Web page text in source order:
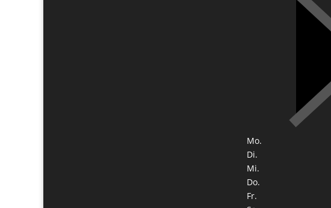
Mo.
Di.
Mi.
Do.
Fr.